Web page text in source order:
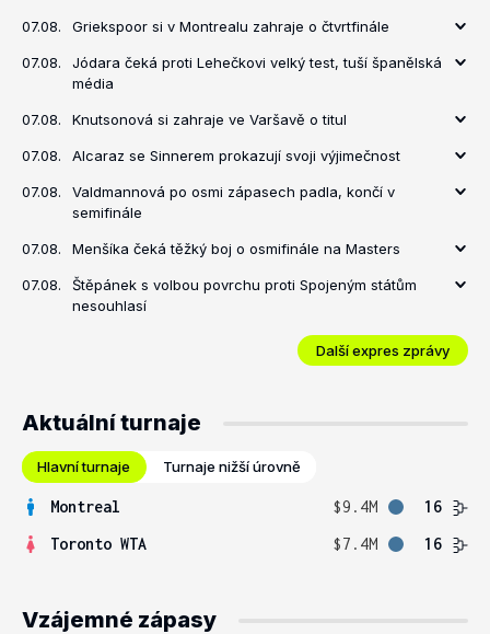
07.08. Griekspoor si v Montrealu zahraje o čtvrtfinále
07.08.
Jódara čeká proti Lehečkovi velký test, tuší španělská
média
07.08. Knutsonová si zahraje ve Varšavě o titul
07.08. Alcaraz se Sinnerem prokazují svoji výjimečnost
07.08.
Valdmannová po osmi zápasech padla, končí v
semifinále
07.08. Menšíka čeká těžký boj o osmifinále na Masters
07.08.
Štěpánek s volbou povrchu proti Spojeným státům
nesouhlasí
Další expres zprávy
Aktuální turnaje
Hlavní turnaje Turnaje nižší úrovně
Montreal $9.4M
16
Toronto WTA
$7.4M 16
Vzájemné zápasy